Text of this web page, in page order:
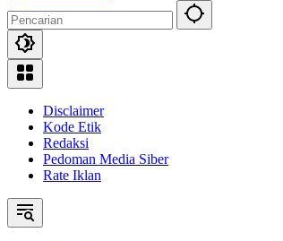
Disclaimer
Kode Etik
Redaksi
Pedoman Media Siber
Rate Iklan